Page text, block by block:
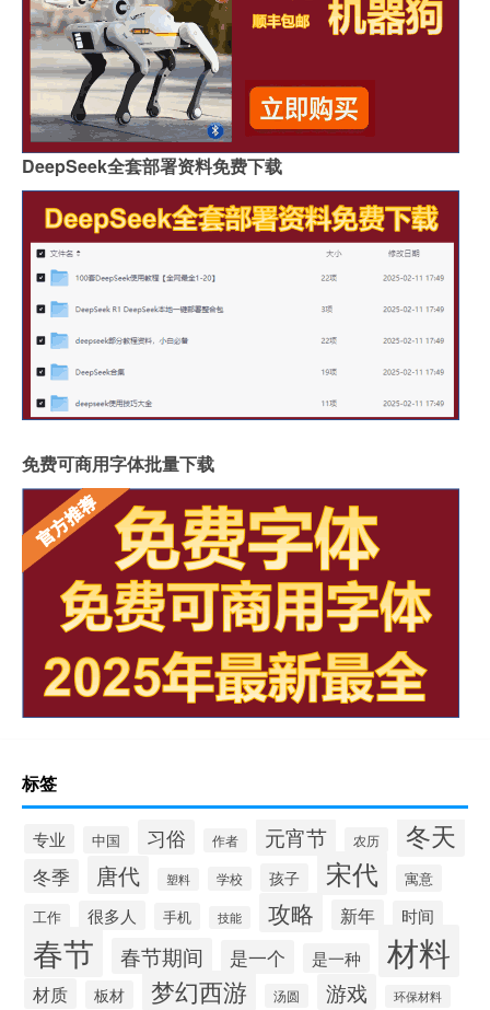
DeepSeek全套部署资料免费下载
免费可商用字体批量下载
标签
专业 中国 习俗 作者 元宵节 农历 冬天
冬季 唐代 塑料 学校 孩子 宋代 寓意
工作 很多人 手机 技能 攻略 新年 时间
春节 春节期间 是一个 是一种 材料
材质 板材 梦幻西游 汤圆 游戏 环保材料